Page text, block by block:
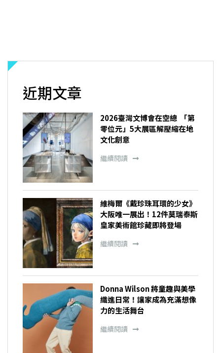
近期文章
2026臺灣文博會在空總 「第
零位元」5大展區解壓縮在地
文化創意
繼續閱讀
維梅爾《戴珍珠耳環的少女》
大阪唯一展出！12件莫瑞泰斯
皇家美術館珍藏即將登場
繼續閱讀
Donna Wilson 將童趣與美學
織進日常！讓家成為充滿想像
力的生活舞台
繼續閱讀